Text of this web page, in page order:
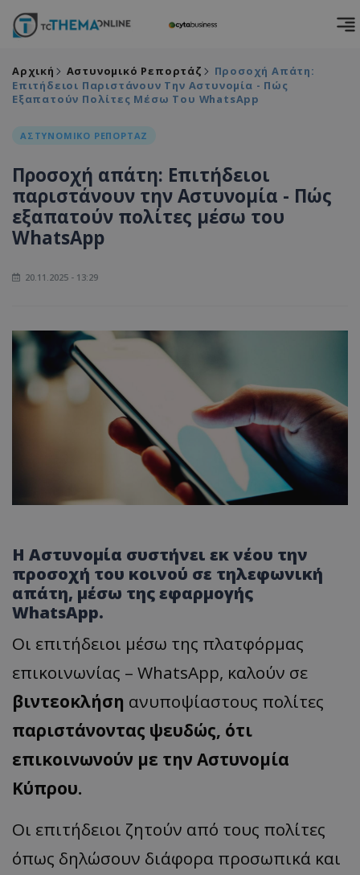
Αρχική Αστυνομικό Ρεπορτάζ
Προσοχή Απάτη:
Επιτήδειοι Παριστάνουν Την Αστυνομία - Πώς
Εξαπατούν Πολίτες Μέσω Του WhatsApp
ΑΣΤΥΝΟΜΙΚΟ ΡΕΠΟΡΤΑΖ
Προσοχή απάτη: Επιτήδειοι
παριστάνουν την Αστυνομία - Πώς
εξαπατούν πολίτες μέσω του
WhatsApp
20.11.2025 - 13:29
Η Αστυνομία συστήνει εκ νέου την
προσοχή του κοινού σε τηλεφωνική
απάτη, μέσω της εφαρμογής
WhatsApp.
Οι επιτήδειοι μέσω της πλατφόρμας
επικοινωνίας – WhatsApp, καλούν σε
βιντεοκλήση ανυποψίαστους πολίτες
παριστάνοντας ψευδώς, ότι
επικοινωνούν με την Αστυνομία
Κύπρου.
Οι επιτήδειοι ζητούν από τους πολίτες
όπως δηλώσουν διάφορα προσωπικά και